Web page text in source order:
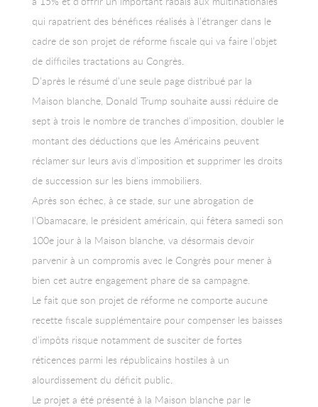
qui rapatrient des bénéfices réalisés à l’étranger dans le
cadre de son projet de réforme fiscale qui va faire l’objet
de difficiles tractations au Congrès.
D’après le résumé d’une seule page distribué par la
Maison blanche, Donald Trump souhaite aussi réduire de
sept à trois le nombre de tranches d’imposition, doubler le
montant des déductions que les Américains peuvent
réclamer sur leurs avis d’imposition et supprimer les droits
de succession sur les biens immobiliers.
Après son échec, à ce stade, sur une abrogation de
l’Obamacare, le président américain, qui fêtera samedi son
100e jour à la Maison blanche, va désormais devoir
parvenir à un compromis avec le Congrès pour mener à
bien cet autre engagement phare de sa campagne.
Le fait que son projet de réforme ne comporte aucune
recette fiscale supplémentaire pour compenser les baisses
d’impôts risque notamment de susciter de fortes
réticences parmi les républicains hostiles à un
alourdissement du déficit public.
Le projet a été présenté à la Maison blanche par le